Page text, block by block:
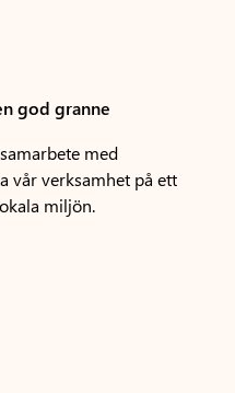
god granne
med
vår verksamhet på ett
miljön.